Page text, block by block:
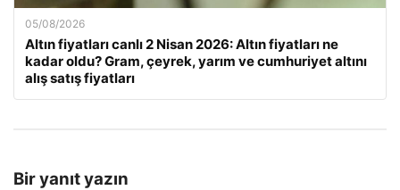
05/08/2026
Altın fiyatları canlı 2 Nisan 2026: Altın fiyatları ne
kadar oldu? Gram, çeyrek, yarım ve cumhuriyet altını
alış satış fiyatları
Bir yanıt yazın